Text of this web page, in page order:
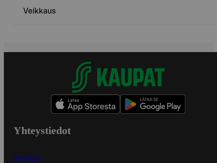
Veikkaus
Yhteystiedot
Myymälät